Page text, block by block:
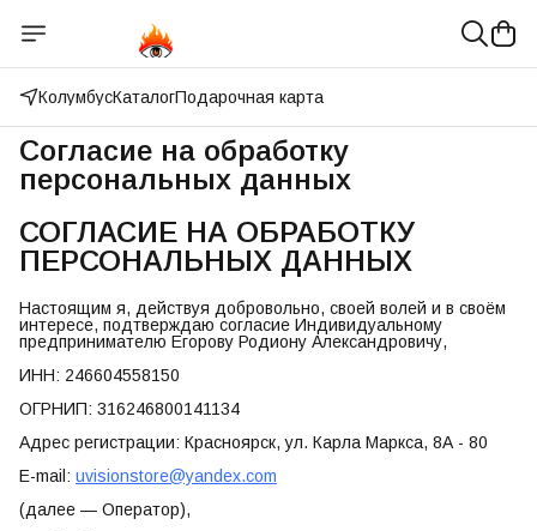
КолумбусКаталогПодарочная карта
Согласие на обработку
персональных данных
СОГЛАСИЕ НА ОБРАБОТКУ
ПЕРСОНАЛЬНЫХ ДАННЫХ
Настоящим я, действуя добровольно, своей волей и в своём
интересе, подтверждаю согласие Индивидуальному
предпринимателю Егорову Родиону Александровичу,
ИНН: 246604558150
ОГРНИП: 316246800141134
Адрес регистрации: Красноярск, ул. Карла Маркса, 8А - 80
E-mail: uvisionstore@yandex.com
(далее — Оператор),